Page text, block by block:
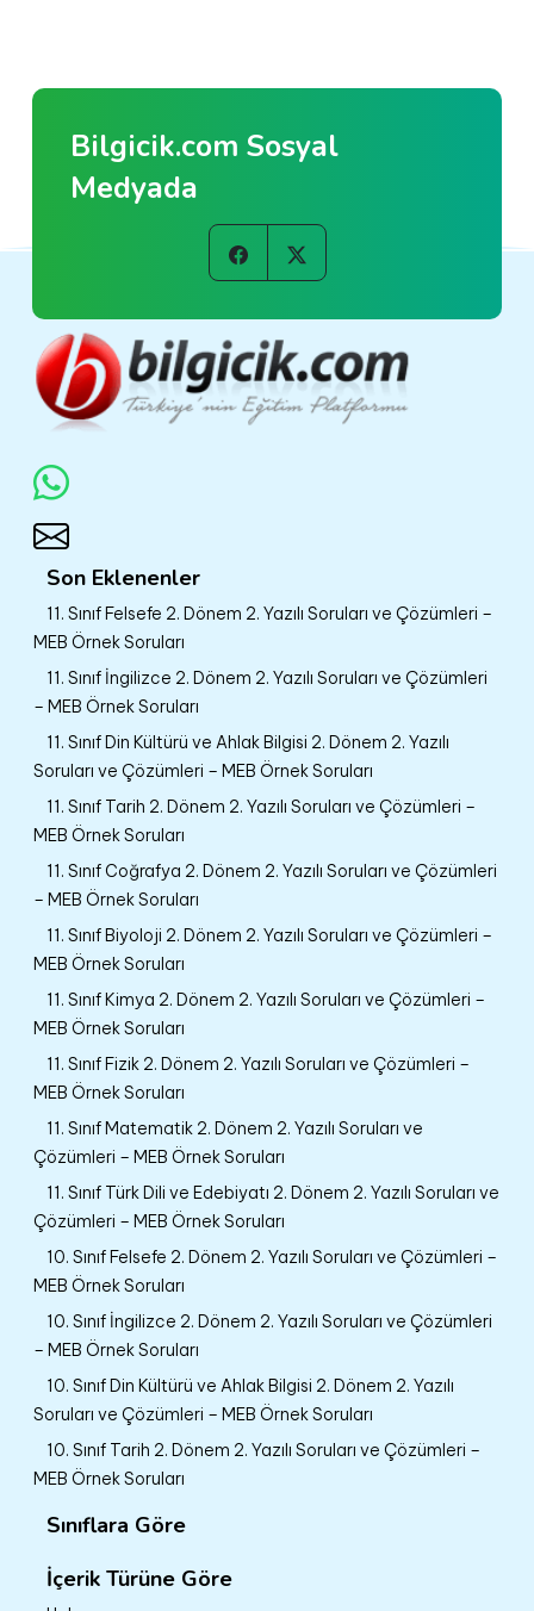
Bilgicik.com Sosyal
Medyada
Son Eklenenler
11. Sınıf Felsefe 2. Dönem 2. Yazılı Soruları ve Çözümleri –
MEB Örnek Soruları
11. Sınıf İngilizce 2. Dönem 2. Yazılı Soruları ve Çözümleri
– MEB Örnek Soruları
11. Sınıf Din Kültürü ve Ahlak Bilgisi 2. Dönem 2. Yazılı
Soruları ve Çözümleri – MEB Örnek Soruları
11. Sınıf Tarih 2. Dönem 2. Yazılı Soruları ve Çözümleri –
MEB Örnek Soruları
11. Sınıf Coğrafya 2. Dönem 2. Yazılı Soruları ve Çözümleri
– MEB Örnek Soruları
11. Sınıf Biyoloji 2. Dönem 2. Yazılı Soruları ve Çözümleri –
MEB Örnek Soruları
11. Sınıf Kimya 2. Dönem 2. Yazılı Soruları ve Çözümleri –
MEB Örnek Soruları
11. Sınıf Fizik 2. Dönem 2. Yazılı Soruları ve Çözümleri –
MEB Örnek Soruları
11. Sınıf Matematik 2. Dönem 2. Yazılı Soruları ve
Çözümleri – MEB Örnek Soruları
11. Sınıf Türk Dili ve Edebiyatı 2. Dönem 2. Yazılı Soruları ve
Çözümleri – MEB Örnek Soruları
10. Sınıf Felsefe 2. Dönem 2. Yazılı Soruları ve Çözümleri –
MEB Örnek Soruları
10. Sınıf İngilizce 2. Dönem 2. Yazılı Soruları ve Çözümleri
– MEB Örnek Soruları
10. Sınıf Din Kültürü ve Ahlak Bilgisi 2. Dönem 2. Yazılı
Soruları ve Çözümleri – MEB Örnek Soruları
10. Sınıf Tarih 2. Dönem 2. Yazılı Soruları ve Çözümleri –
MEB Örnek Soruları
Sınıflara Göre
İçerik Türüne Göre